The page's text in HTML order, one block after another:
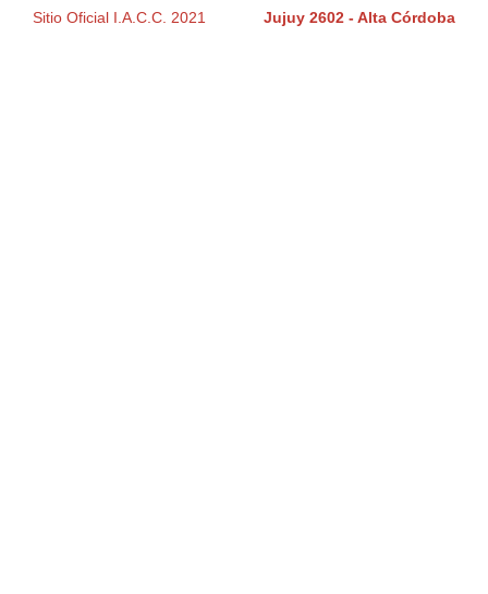
Sitio Oficial I.A.C.C. 2021 Jujuy 2602 - Alta Córdoba